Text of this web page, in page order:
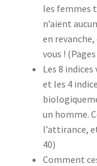
les femmes
n’aient
en
vous !
Les 8
et les 4
un homme.
l’attirance,
40)
Comment